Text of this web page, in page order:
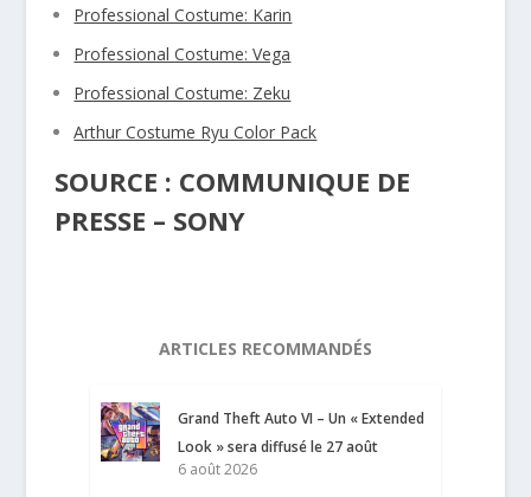
Professional Costume: Karin
Professional Costume: Vega
Professional Costume: Zeku
Arthur Costume Ryu Color Pack
SOURCE : COMMUNIQUE DE
PRESSE – SONY
ARTICLES RECOMMANDÉS
Grand Theft Auto VI – Un « Extended
Look » sera diffusé le 27 août
6 août 2026